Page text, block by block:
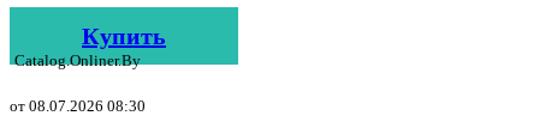
Купить
Catalog.onliner.by
от 08.07.2026 08:30